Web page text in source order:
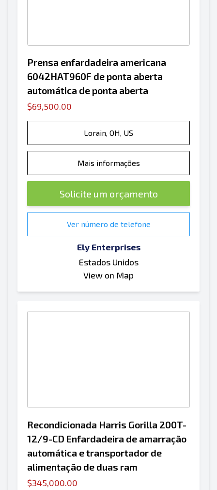
Prensa enfardadeira americana
6042HAT960F de ponta aberta
automática de ponta aberta
$69,500.00
Lorain, OH, US
Mais informações
Solicite um orçamento
Ver número de telefone
Ely Enterprises
Estados Unidos
View on Map
Recondicionada Harris Gorilla 200T-
12/9-CD Enfardadeira de amarração
automática e transportador de
alimentação de duas ram
$345,000.00